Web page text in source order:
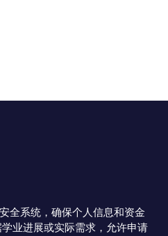
全系统，确保个人信息和资金
业进展或实际需求，允许申请